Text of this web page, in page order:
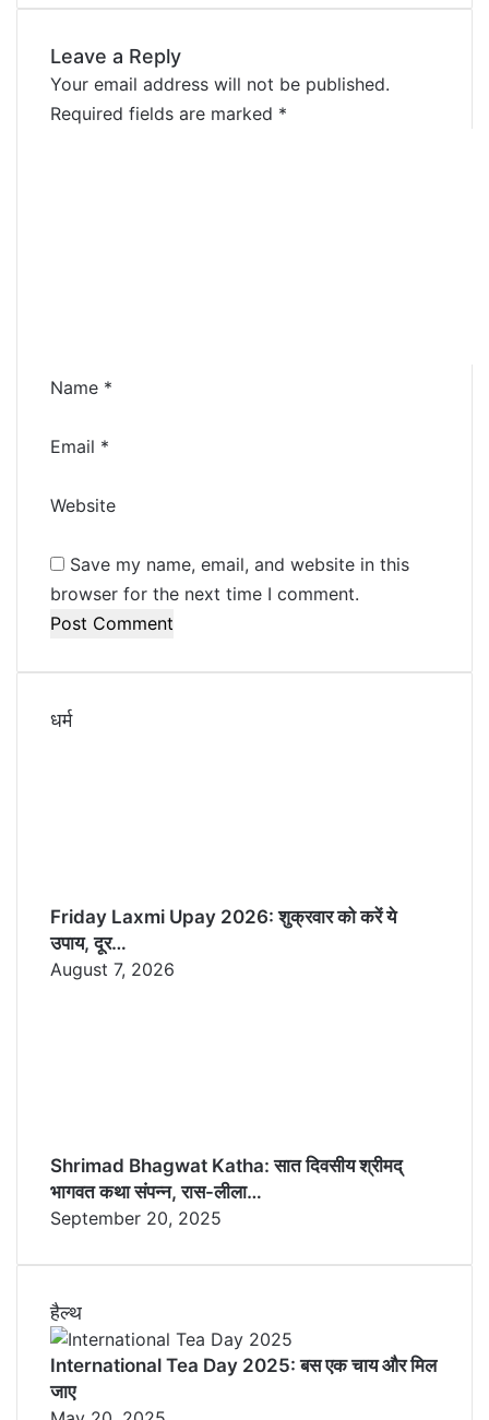
Leave a Reply
Your email address will not be published.
Required fields are marked *
Name *
Email *
Website
Save my name, email, and website in this
browser for the next time I comment.
धर्म
Friday Laxmi Upay 2026: शुक्रवार को करें ये
उपाय, दूर…
August 7, 2026
Shrimad Bhagwat Katha: सात दिवसीय श्रीमद्
भागवत कथा संपन्न, रास-लीला…
September 20, 2025
हैल्थ
International Tea Day 2025: बस एक चाय और मिल
जाए